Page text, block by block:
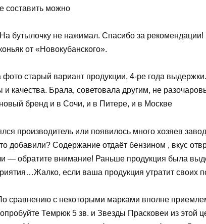
составить можно
бутылочку не нажимал. Спасибо за
от «Новокубанского».
старый вариант продукции, 4-ре года
и качества. Брала, советовала другим, не
бренд и в Сочи, и в Питере, и в Москве
производитель или появилось много хозяев
добавили? Содержание отдаёт бензином , вкус
— обратите внимание! Раньше продукция была
если ваша продукция утратит своих
сравнению с некоторыми марками вполне
Темрюк 5 зв. и Звезды Прасковеи из этой